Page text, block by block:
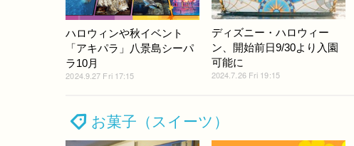
ハロウィンや秋イベント
「アキパラ」八景島シーパ
ラ10月
2024.9.27 Fri 17:15
ディズニー・ハロウィー
ン、開始前日9/30より入園
可能に
2024.7.26 Fri 19:15
お菓子（スイーツ）